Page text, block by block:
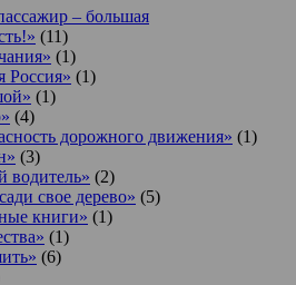
– большая
(11)
(1)
Россия» (1)
(1)
(4)
дорожного движения» (1)
(3)
(2)
свое дерево» (5)
книги» (1)
(1)
(6)